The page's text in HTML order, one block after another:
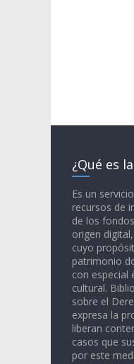
¿Qué es
Es un
recursos de
de los
origen
cuyo
patrimonio
con especial
cultural.
sobre el
expresa la
liberan
casos que
por este